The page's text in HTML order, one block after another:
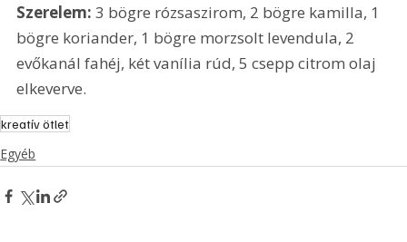
Szerelem: 3 bögre rózsaszirom, 2 bögre kamilla, 1
bögre koriander, 1 bögre morzsolt levendula, 2
evőkanál fahéj, két vanília rúd, 5 csepp citrom olaj
elkeverve.
kreatív ötlet
Egyéb